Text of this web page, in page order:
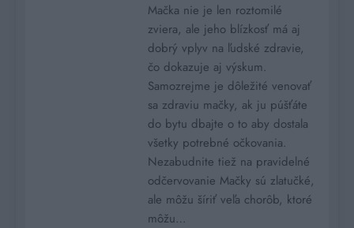
Mačka nie je len roztomilé
zviera, ale jeho blízkosť má aj
dobrý vplyv na ľudské zdravie,
čo dokazuje aj výskum.
Samozrejme je dôležité venovať
sa zdraviu mačky, ak ju púšťáte
do bytu dbajte o to aby dostala
všetky potrebné očkovania.
Nezabudnite tiež na pravidelné
odčervovanie Mačky sú zlatučké,
ale môžu šíriť veľa chorôb, ktoré
môžu…